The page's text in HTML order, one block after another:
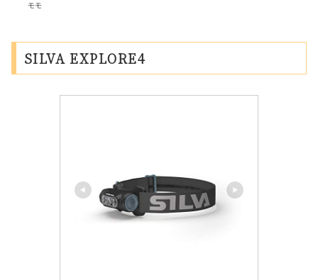
モモ
SILVA EXPLORE4